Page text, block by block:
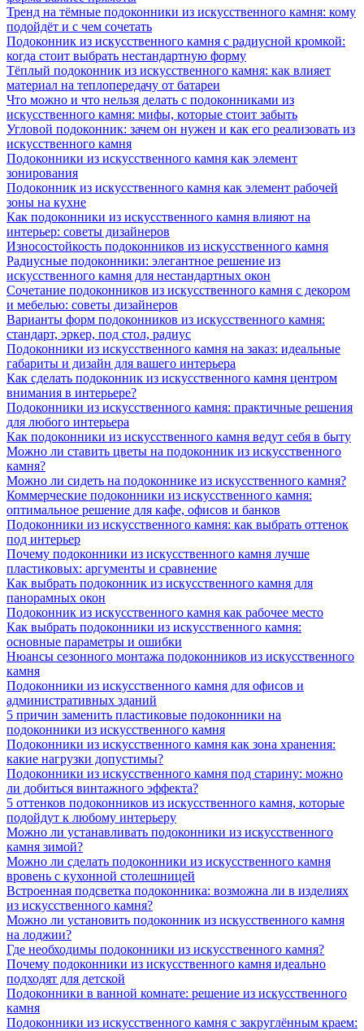
Тренд на тёмные подоконники из искусственного камня: кому
подойдёт и с чем сочетать
Подоконник из искусственного камня с радиусной кромкой:
когда стоит выбрать нестандартную форму
Тёплый подоконник из искусственного камня: как влияет
материал на теплопередачу от батареи
Что можно и что нельзя делать с подоконниками из
искусственного камня: мифы, которые стоит забыть
Угловой подоконник: зачем он нужен и как его реализовать из
искусственного камня
Подоконники из искусственного камня как элемент
зонирования
Подоконник из искусственного камня как элемент рабочей
зоны на кухне
Как подоконники из искусственного камня влияют на
интерьер: советы дизайнеров
Износостойкость подоконников из искусственного камня
Радиусные подоконники: элегантное решение из
искусственного камня для нестандартных окон
Сочетание подоконников из искусственного камня с декором
и мебелью: советы дизайнеров
Варианты форм подоконников из искусственного камня:
стандарт, эркер, под стол, радиус
Подоконники из искусственного камня на заказ: идеальные
габариты и дизайн для вашего интерьера
Как сделать подоконник из искусственного камня центром
внимания в интерьере?
Подоконники из искусственного камня: практичные решения
для любого интерьера
Как подоконники из искусственного камня ведут себя в быту
Можно ли ставить цветы на подоконник из искусственного
камня?
Можно ли сидеть на подоконнике из искусственного камня?
Коммерческие подоконники из искусственного камня:
оптимальное решение для кафе, офисов и банков
Подоконники из искусственного камня: как выбрать оттенок
под интерьер
Почему подоконники из искусственного камня лучше
пластиковых: аргументы и сравнение
Как выбрать подоконник из искусственного камня для
панорамных окон
Подоконник из искусственного камня как рабочее место
Как выбрать подоконники из искусственного камня:
основные параметры и ошибки
Нюансы сезонного монтажа подоконников из искусственного
камня
Подоконники из искусственного камня для офисов и
административных зданий
5 причин заменить пластиковые подоконники на
подоконники из искусственного камня
Подоконники из искусственного камня как зона хранения:
какие нагрузки допустимы?
Подоконники из искусственного камня под старину: можно
ли добиться винтажного эффекта?
5 оттенков подоконников из искусственного камня, которые
подойдут к любому интерьеру
Можно ли устанавливать подоконники из искусственного
камня зимой?
Можно ли сделать подоконники из искусственного камня
вровень с кухонной столешницей
Встроенная подсветка подоконника: возможна ли в изделиях
из искусственного камня?
Можно ли установить подоконник из искусственного камня
на лоджии?
Где необходимы подоконники из искусственного камня?
Почему подоконники из искусственного камня идеально
подходят для детской
Подоконники в ванной комнате: решение из искусственного
камня
Подоконники из искусственного камня с закруглённым краем: